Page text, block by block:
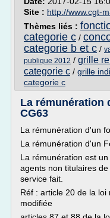
Site : http://www.cgt-
Thèmes liés :
categorie c /
categorie b et c /
publique 2012 / grille
categorie c / grille
categorie c
La rémunération
CG63
La rémunération d'un
La rémunération d'un
La rémunération est
agents non titulaires
service fait.
Réf : article 20 de la loi
modifiée